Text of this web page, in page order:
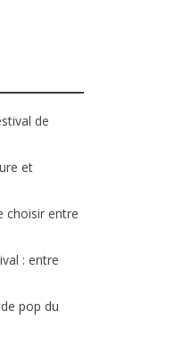
de
et
choisir entre
: entre
pop du